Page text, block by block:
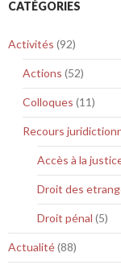
CATÉGORIES
Activités (92)
Actions (52)
Colloques (11)
Recours
Accès à la
Droit des
Droit pénal (5)
Actualité(88)